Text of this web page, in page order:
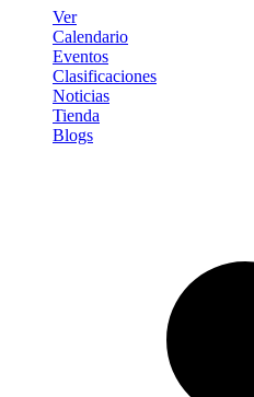
Ver
Calendario
Eventos
Clasificaciones
Noticias
Tienda
Blogs